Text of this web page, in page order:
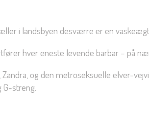
i landsbyen desværre er en
hver eneste levende barbar – på
og den metroseksuelle elver-
streng.